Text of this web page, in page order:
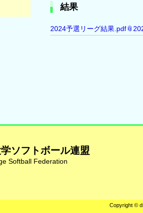
結果
2024予選リーグ結果.pdf
ソフトボール連盟
Softball Federation
Copyright ©